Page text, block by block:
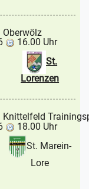
16.00 Uhr
St.
Lorenzen
18.00 Uhr
St. Marein-
Lore